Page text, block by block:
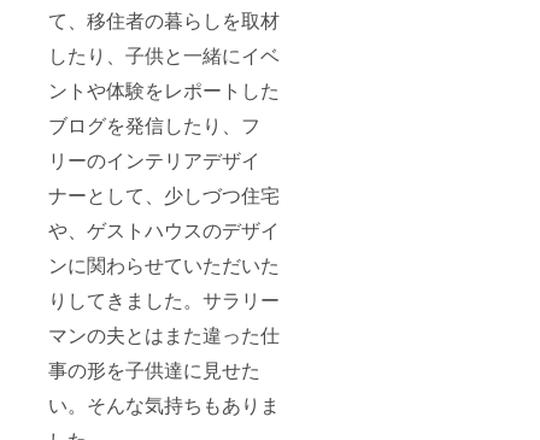
て、移住者の暮らしを取材
したり、子供と一緒にイベ
ントや体験をレポートした
ブログを発信したり、フ
リーのインテリアデザイ
ナーとして、少しづつ住宅
や、ゲストハウスのデザイ
ンに関わらせていただいた
りしてきました。サラリー
マンの夫とはまた違った仕
事の形を子供達に見せた
い。そんな気持ちもありま